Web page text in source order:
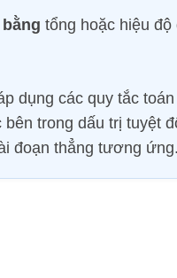
tổng hoặc hiệu độ
dụng các quy tắc
trong dấu trị tuyệt
đoạn thẳng tương ứng.